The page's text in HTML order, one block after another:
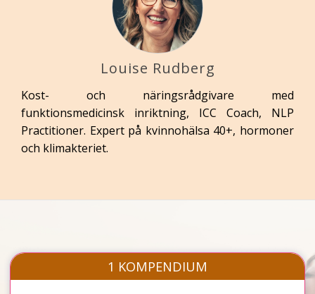
Louise Rudberg
Kost- och näringsrådgivare med
funktionsmedicinsk inriktning, ICC Coach, NLP
Practitioner. Expert på kvinnohälsa 40+, hormoner
och klimakteriet.
1 KOMPENDIUM